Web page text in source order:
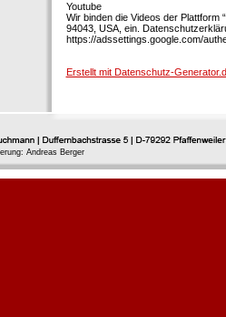
Youtube
Wir binden die Videos der Plattform
94043, USA, ein.
https://adssettings.google.com/
Erstellt mit Datenschutz-
Andreas Berger